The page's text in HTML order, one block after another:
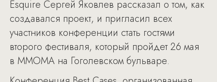
Esquire Сергей Яковлев рассказал о том, как
создавался проект, и пригласил всех
участников конференции стать гостями
второго фестиваля, который пройдет 26 мая
в MMOMA на Гоголевском бульваре.